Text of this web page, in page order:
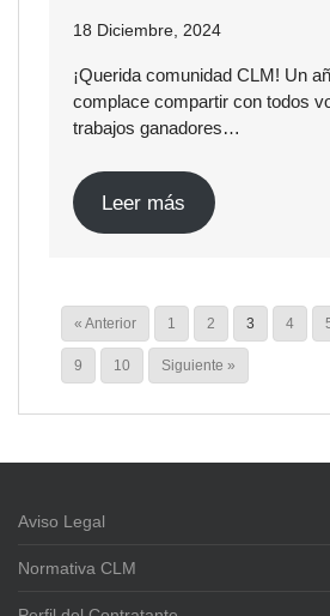
18 Diciembre, 2024
¡Querida comunidad CLM! Un
complace compartir con todos
trabajos ganadores…
Leer más
« Anterior 1 2 3 4
9 10 Siguiente »
Aviso Legal
Normativa CLM